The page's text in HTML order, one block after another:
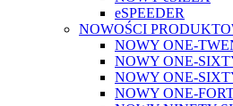
eSPEEDER
NOWOŚCI
NOWY ONE-
NOWY ONE-
NOWY ONE-
NOWY ONE-